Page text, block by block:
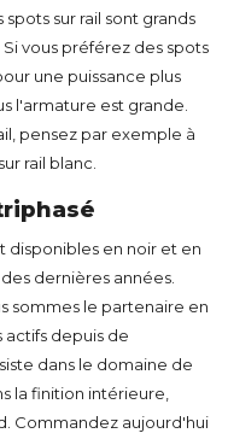
sur rail sont grands
vous préférez des spots
une puissance plus
l'armature est grande.
pensez par exemple à
rail blanc.
disponibles en noir et en
dernières années.
sommes le partenaire en
actifs depuis de
dans le domaine de
la finition intérieure,
Commandez aujourd'hui